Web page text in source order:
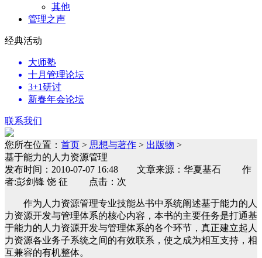
其他
管理之声
经典活动
大师塾
十月管理论坛
3+1研讨
新春年会论坛
联系我们
您所在位置： 首页 > 思想与著作 > 出版物 >
基于能力的人力资源管理
发布时间：2010-07-07 16:48 文章来源：华夏基石 作
者:彭剑锋 饶 征 点击：次
作为人力资源管理专业技能丛书中系统阐述基于能力的人
力资源开发与管理体系的核心内容，本书的主要任务是打通基
于能力的人力资源开发与管理体系的各个环节，真正建立起人
力资源各业务子系统之间的有效联系，使之成为相互支持，相
互兼容的有机整体。